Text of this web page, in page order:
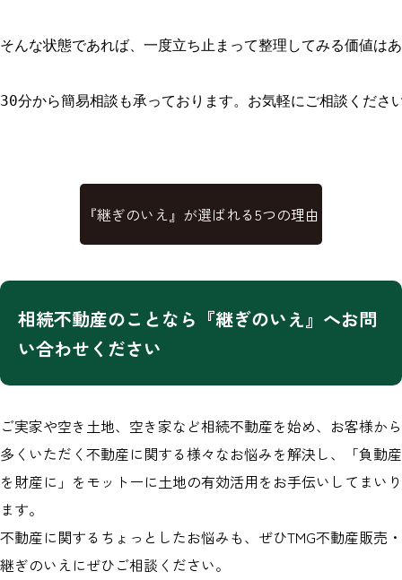
そんな状態であれば、一度立ち止まって整理してみる価値は
30分から簡易相談も承っております。お気軽にご相談くださ
『継ぎのいえ』が選ばれる5つの理由
相続不動産のことなら『継ぎのいえ』へお問
い合わせください
ご実家や空き土地、空き家など相続不動産を始め、お客様から
多くいただく不動産に関する様々なお悩みを解決し、「負動産
を財産に」をモットーに土地の有効活用をお手伝いしてまいり
ます。
不動産に関するちょっとしたお悩みも、ぜひTMG不動産販売・
継ぎのいえにぜひご相談ください。